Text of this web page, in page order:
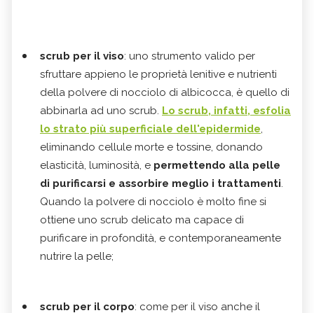
scrub per il viso: uno strumento valido per
sfruttare appieno le proprietà lenitive e nutrienti
della polvere di nocciolo di albicocca, è quello di
abbinarla ad uno scrub. Lo scrub, infatti, esfolia
lo strato più superficiale dell'epidermide,
eliminando cellule morte e tossine, donando
elasticità, luminosità, e permettendo alla pelle
di purificarsi e assorbire meglio i trattamenti.
Quando la polvere di nocciolo è molto fine si
ottiene uno scrub delicato ma capace di
purificare in profondità, e contemporaneamente
nutrire la pelle;
scrub per il corpo: come per il viso anche il